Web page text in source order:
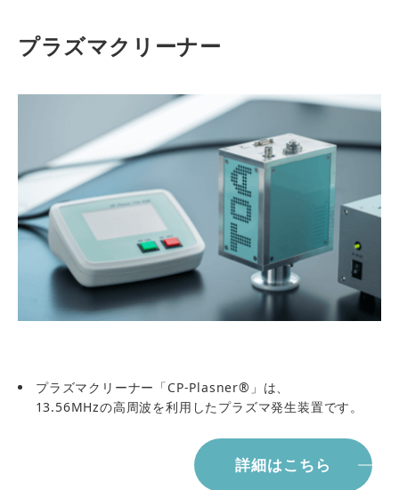
プラズマクリーナー
プラズマクリーナー「CP-Plasner®」は、
13.56MHzの高周波を利用したプラズマ発生装置です。
詳細はこちら